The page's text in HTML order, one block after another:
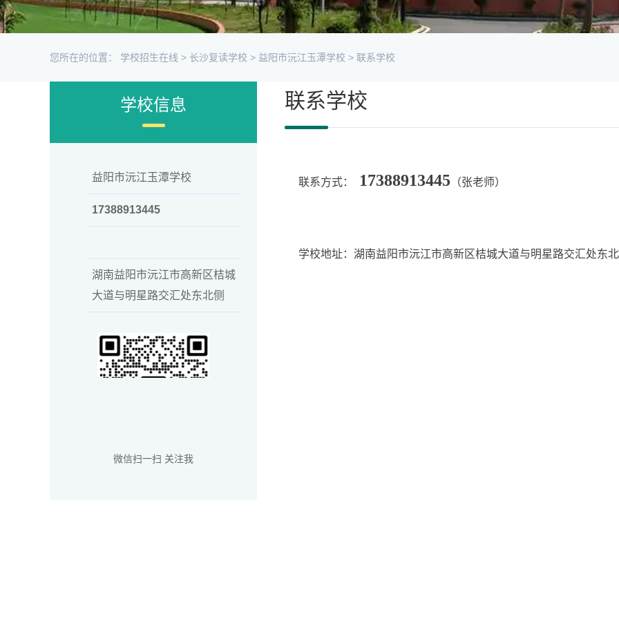
您所在的位置： 学校招生在线 > 长沙复读学校 > 益阳市沅江玉潭学校 > 联系学校
学校信息
益阳市沅江玉潭学校
17388913445
湖南益阳市沅江市高新区桔城
大道与明星路交汇处东北侧
微信扫一扫 关注我
联系学校
联系方式： 17388913445 （张老师）
学校地址：湖南益阳市沅江市高新区桔城大道与明星路交汇处东